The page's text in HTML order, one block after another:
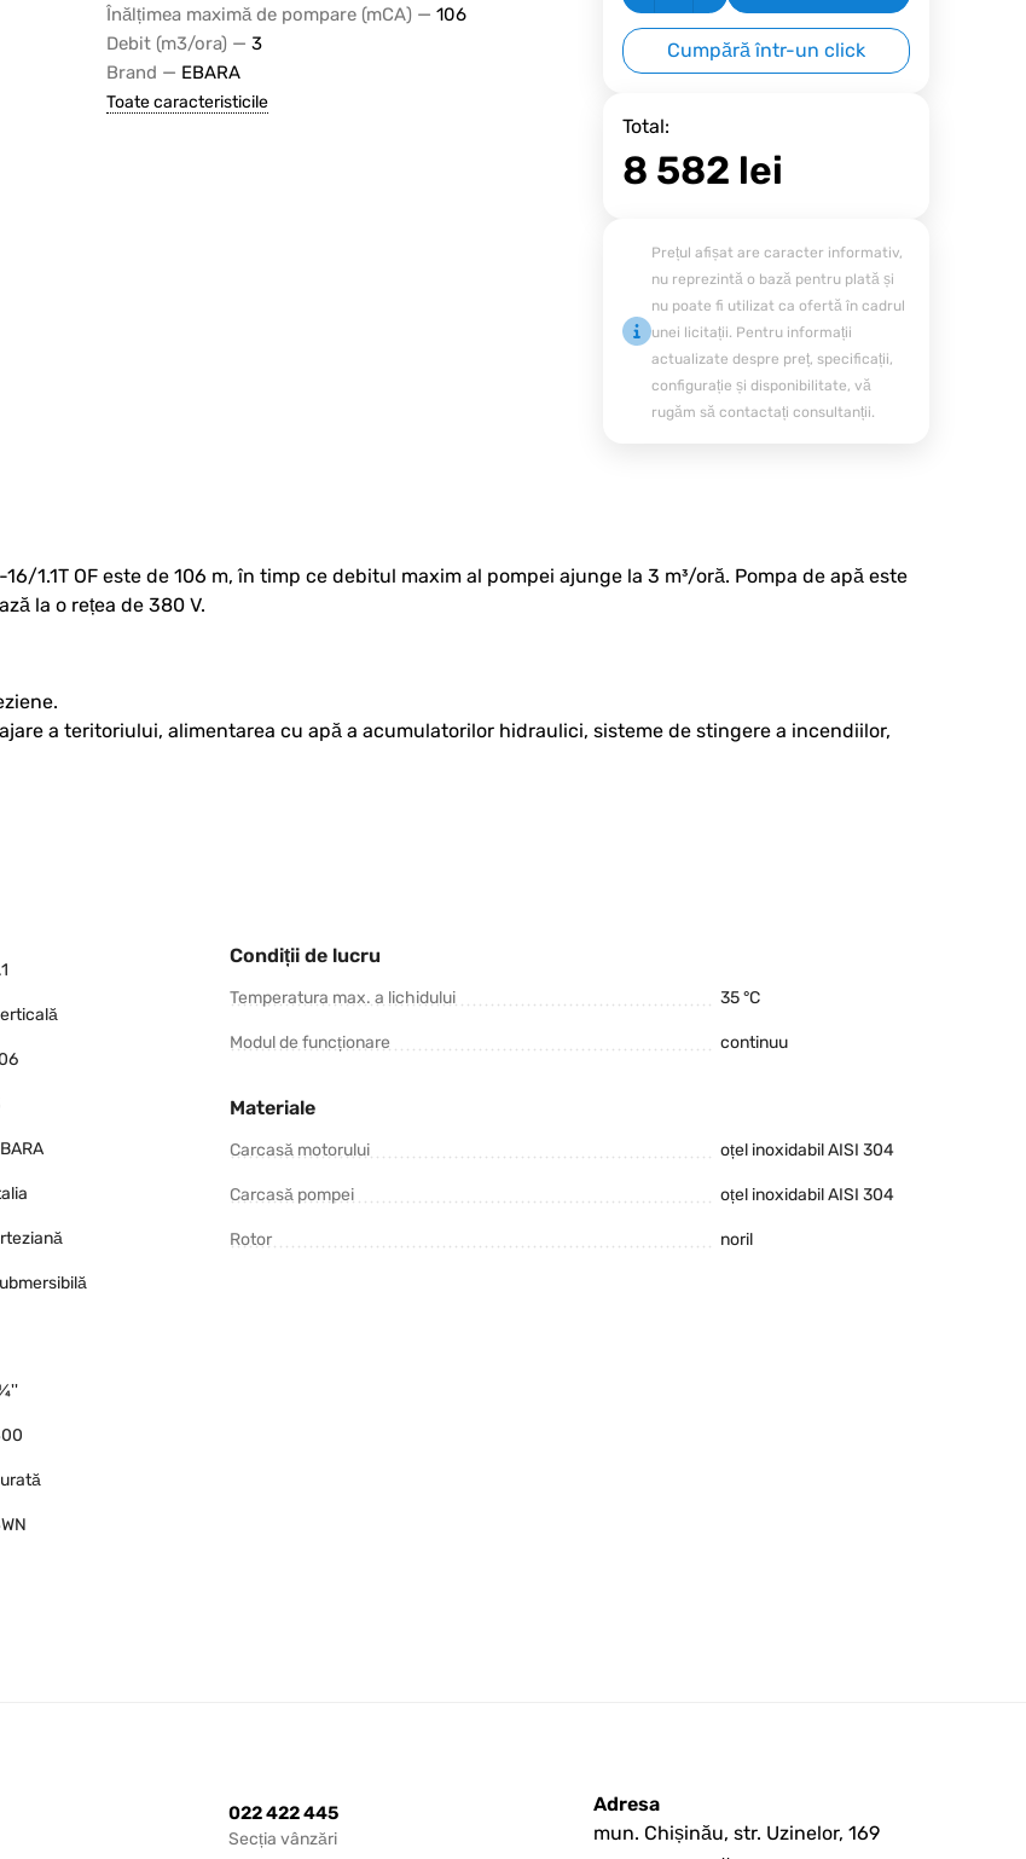
Înălțimea maximă de pompare (mCA) — 106
Debit (m3/ora) — 3
Brand — EBARA
Toate caracteristicile
Cumpără într-un click
Total:
8 582 lei
Prețul afișat are caracter informativ,
nu reprezintă o bază pentru plată și
nu poate fi utilizat ca ofertă în cadrul
unei licitații. Pentru informații
actualizate despre preț, specificații,
configurație și disponibilitate, vă
rugăm să contactați consultanții.
1.1T OF este de 106 m, în timp ce debitul maxim al pompei ajunge la 3 m³/oră. Pompa de apă este
la o rețea de 380 V.
a teritoriului, alimentarea cu apă a acumulatorilor hidraulici, sisteme de stingere a incendiilor,
Condiții de lucru
Temperatura max. a lichidului 35 °C
Modul de funcționare continuu
Materiale
Carcasă motorului oțel inoxidabil AISI 304
Carcasă pompei oțel inoxidabil AISI 304
Rotor noril
022 422 445
Secția vânzări
Adresa
mun. Chișinău, str. Uzinelor, 169